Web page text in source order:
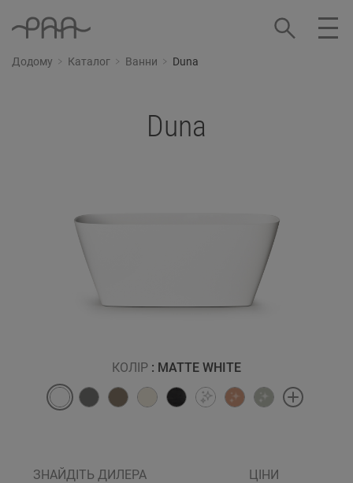
Додому Каталог Ванни Duna
Duna
КОЛІР : MATTE WHITE
ЗНАЙДІТЬ ДИЛЕРА ЦІНИ